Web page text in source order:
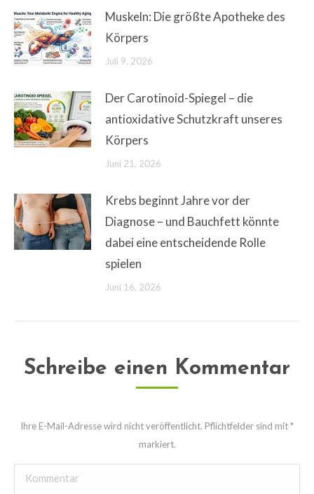
Muskeln: Die größte Apotheke des
Körpers
Juli 9, 2026
Der Carotinoid-Spiegel – die
antioxidative Schutzkraft unseres
Körpers
Juni 21, 2026
Krebs beginnt Jahre vor der
Diagnose – und Bauchfett könnte
dabei eine entscheidende Rolle
spielen
Juni 16, 2026
Schreibe einen Kommentar
Ihre E-Mail-Adresse wird nicht veröffentlicht. Pflichtfelder sind mit*
markiert.
Kommentar